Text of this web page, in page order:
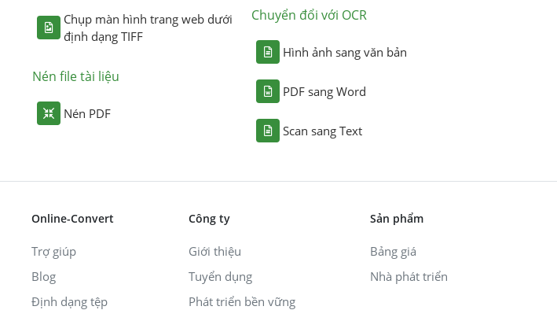
Chụp màn hình trang web dưới
định dạng TIFF
Nén file tài liệu
Nén PDF
Chuyển đổi với OCR
Hình ảnh sang văn bản
PDF sang Word
Scan sang Text
Online-Convert
Trợ giúp
Blog
Định dạng tệp
Công ty
Giới thiệu
Tuyển dụng
Phát triển bền vững
Sản phẩm
Bảng giá
Nhà phát triển